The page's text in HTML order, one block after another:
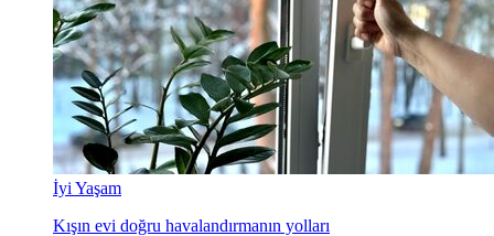
İyi Yaşam
Kışın evi doğru havalandırmanın yolları